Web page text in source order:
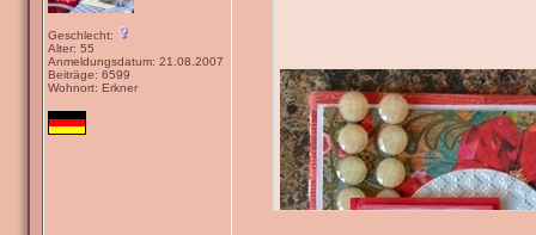
Geschlecht:
Alter: 55
Anmeldungsdatum: 21.08.2007
Beiträge: 6599
Wohnort: Erkner